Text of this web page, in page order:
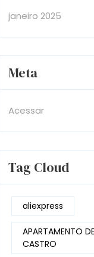
janeiro 2025
Meta
Acessar
Tag Cloud
aliexpress
APARTAMENTO
CASTRO